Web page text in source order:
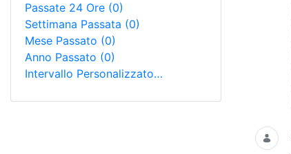
Passate 24 Ore (0)
Settimana Passata (0)
Mese Passato (0)
Anno Passato (0)
Intervallo Personalizzato…